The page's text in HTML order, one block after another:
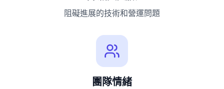
阻礙進展的技術和營運問題
團隊情緒